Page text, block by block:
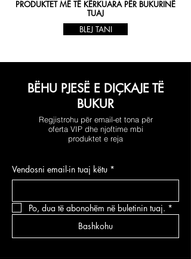
PRODUKTET MË TË KËRKUARA PËR BUKURINË
TUAJ
BLEJ TANI
BËHU PJESË E DIÇKAJE TË
BUKUR
Regjistrohu për email-et tona për
oferta VIP dhe njoftime mbi
produktet e reja
Vendosni email-in tuaj këtu *
Po, dua të abonohëm në buletinin tuaj. *
Bashkohu